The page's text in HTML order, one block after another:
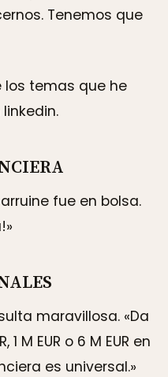
Tenemos que
los temas que he
fue en bolsa.
maravillosa. «Da
M EUR o 6 M EUR en
es universal.»